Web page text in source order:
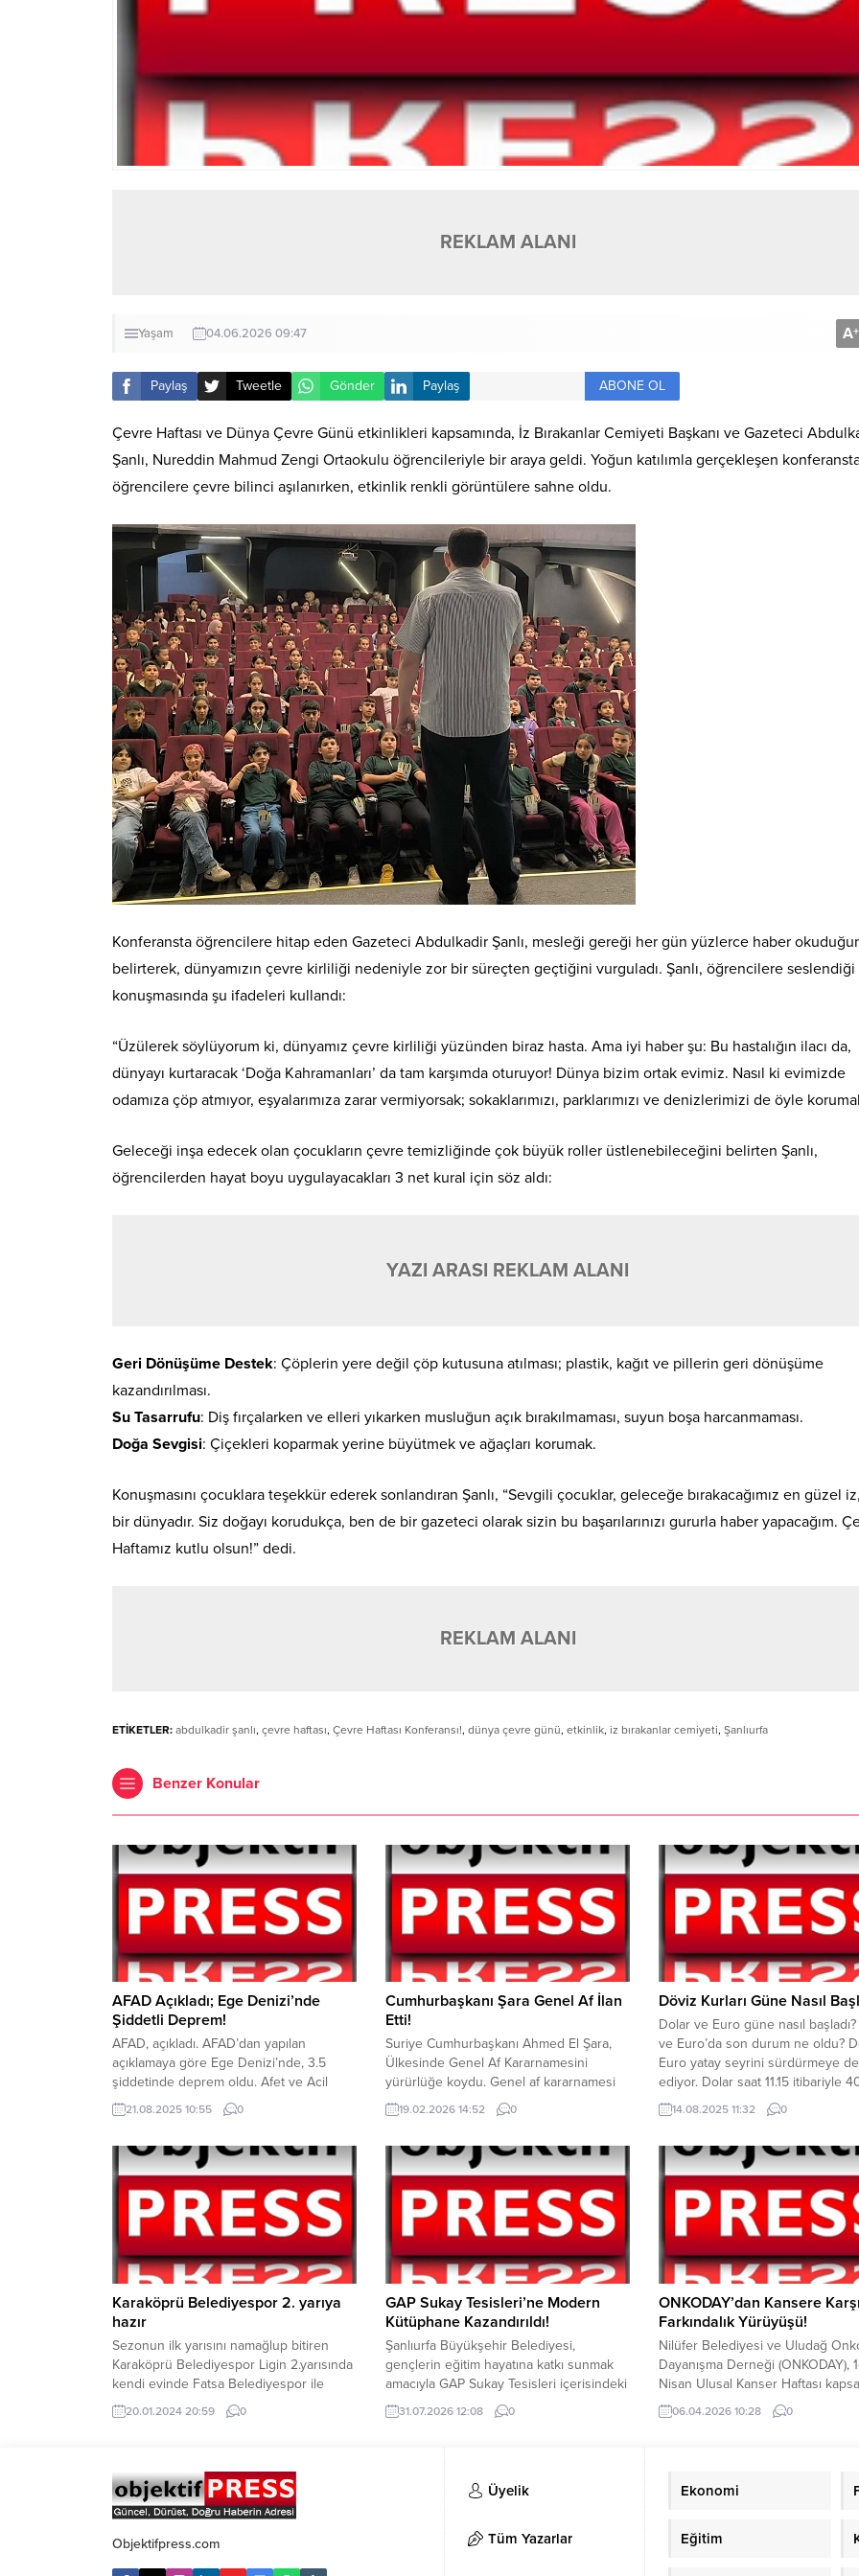
REKLAM ALANI
Yaşam 04.06.2026 09:47 A+
Paylaş Tweetle Gönder Paylaş ABONE OL
Çevre Haftası ve Dünya Çevre Günü etkinlikleri kapsamında, İz Bırakanlar Cemiyeti Başkanı ve Gazeteci
Şanlı, Nureddin Mahmud Zengi Ortaokulu öğrencileriyle bir araya geldi. Yoğun katılımla gerçekleşen
öğrencilere çevre bilinci aşılanırken, etkinlik renkli görüntülere sahne oldu.
Konferansta öğrencilere hitap eden Gazeteci Abdulkadir Şanlı, mesleği gereği her gün yüzlerce haber
belirterek, dünyamızın çevre kirliliği nedeniyle zor bir süreçten geçtiğini vurguladı. Şanlı, öğrencilere seslendiği
konuşmasında şu ifadeleri kullandı:
“Üzülerek söylüyorum ki, dünyamız çevre kirliliği yüzünden biraz hasta. Ama iyi haber şu: Bu hastalığın ilacı da,
dünyayı kurtaracak ‘Doğa Kahramanları’ da tam karşımda oturuyor! Dünya bizim ortak evimiz. Nasıl ki evimizde
odamıza çöp atmıyor, eşyalarımıza zarar vermiyorsak; sokaklarımızı, parklarımızı ve denizlerimizi de öyle
Geleceği inşa edecek olan çocukların çevre temizliğinde çok büyük roller üstlenebileceğini belirten Şanlı,
öğrencilerden hayat boyu uygulayacakları 3 net kural için söz aldı:
YAZI ARASI REKLAM ALANI
Geri Dönüşüme Destek: Çöplerin yere değil çöp kutusuna atılması; plastik, kağıt ve pillerin geri dönüşüme
kazandırılması.
Su Tasarrufu: Diş fırçalarken ve elleri yıkarken musluğun açık bırakılmaması, suyun boşa harcanmaması.
Doğa Sevgisi: Çiçekleri koparmak yerine büyütmek ve ağaçları korumak.
Konuşmasını çocuklara teşekkür ederek sonlandıran Şanlı, “Sevgili çocuklar, geleceğe bırakacağımız en güzel
bir dünyadır. Siz doğayı korudukça, ben de bir gazeteci olarak sizin bu başarılarınızı gururla haber yapacağım.
Haftamız kutlu olsun!” dedi.
REKLAM ALANI
ETİKETLER: abdulkadir şanlı, çevre haftası, Çevre Haftası Konferansı!, dünya çevre günü, etkinlik, iz bırakanlar cemiyeti, Şanlıurfa
Benzer Konular
AFAD Açıkladı; Ege Denizi’nde
Şiddetli Deprem!
AFAD, açıkladı. AFAD’dan yapılan
açıklamaya göre Ege Denizi’nde, 3.5
şiddetinde deprem oldu. Afet ve Acil
Durum Yönetimi Başkanlığı (AFAD) sosyal
medya hesabından yaptığı açıklamada
oldu. AFAD’a göre deprem yerin yaklaşık
olarak 7 Km derinliğinde meydana geldi.
Depremle ilgili AFAD’ın sosyal medya
paylaşımları şu şekilde; YAZI...
21.08.2025 10:55 0
Cumhurbaşkanı Şara Genel Af İlan
Etti!
Suriye Cumhurbaşkanı Ahmed El Şara,
Ülkesinde Genel Af Kararnamesini
yürürlüğe koydu. Genel af kararnamesi
ile bazı suçlara tam af, bazılarına ceza
indirimi ve belirli bazı ağır suçlar ise
düzenlemelere göre müebbet hapis
cezaları 20 yıl süreli geçici hapis
cezasına indirilecek. Müebbet gözaltı
cezaları ise 20 yıl süreli...
19.02.2026 14:52 0
Döviz Kurları Güne Nasıl
Dolar ve Euro güne nasıl
ve Euro’da son durum ne oldu?
Euro yatay seyrini sürdürmeye
ediyor. Dolar saat 11.15 itibariyle
bandında işlem görüyor. Euro ise
saat itibariyle 47.75 bandında işlem
14.08.2025 11:32 0
Karaköprü Belediyespor 2. yarıya
hazır
Sezonun ilk yarısını namağlup bitiren
Karaköprü Belediyespor Ligin 2.yarısında
kendi evinde Fatsa Belediyespor ile
karşılaşacak. Bugün yoğun yağışa
rağmen yüksek tempoda antrenmanı
3. Grupta mücadele eden ve puan
cetvelinde birinci sırada yer alan
Karaköprü Belediyespor ligin 16.
haftasında kendi saha ve...
20.01.2024 20:59 0
GAP Sukay Tesisleri’ne Modern
Kütüphane Kazandırıldı!
Şanlıurfa Büyükşehir Belediyesi,
gençlerin eğitim hayatına katkı sunmak
amacıyla GAP Sukay Tesisleri içerisindeki
tespit ettiği alanları modern ve konforlu
kütüphaneye dönüştürdü. Eğitime
Şanlıurfa Büyükşehir Belediyesi,
gençlerin hedeflerine ulaşma yolunda
ihtiyaç duyduğu imkânları sağlamaya
devam ediyor. Büyükşehir Belediyesi bu
kez gençlerden gelen talepler
doğrultusunda iştiraki olan Harbel...
31.07.2026 12:08 0
ONKODAY’dan Kansere Karşı
Farkındalık Yürüyüşü!
Nilüfer Belediyesi ve Uludağ
Dayanışma Derneği (ONKODAY),
Nisan Ulusal Kanser Haftası
sağlıklı yaşama dikkat çekmek
7,5 kilometrelik doğa yürüyüşü
ile ortaklaşa düzenlenen
yaşamın önemine dikkat çekmek...
06.04.2026 10:28 0
Objektifpress.com
Üyelik
Tüm Yazarlar
Ekonomi
Eğitim